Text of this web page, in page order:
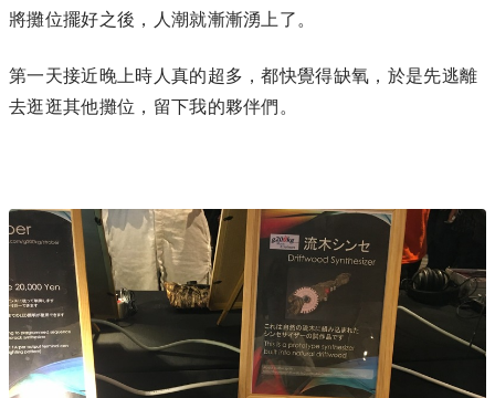
將攤位擺好之後，人潮就漸漸湧上了。
第一天接近晚上時人真的超多，都快覺得缺氧，於是先逃離
去逛逛其他攤位，留下我的夥伴們。